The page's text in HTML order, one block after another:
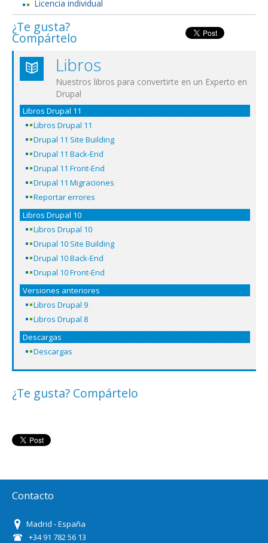
Licencia individual
¿Te gusta?
Compártelo
Libros
Nuestros libros para convertirte en un Experto en
Drupal
Libros Drupal 11
Libros Drupal 11
Drupal 11 Site Building
Drupal 11 Back-End
Drupal 11 Front-End
Drupal 11 Migraciones
Reportar errores
Libros Drupal 10
Libros Drupal 10
Drupal 10 Site Building
Drupal 10 Back-End
Drupal 10 Front-End
Versiones anteriores
Libros Drupal 9
Libros Drupal 8
Descargas
Descargas
¿Te gusta? Compártelo
Contacto
Madrid - España
+34 91 782 56 13